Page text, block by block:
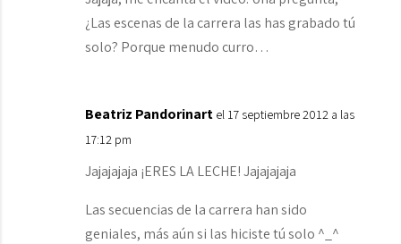
¿Las escenas de la carrera las has grabado tú
solo? Porque menudo curro…
Beatriz Pandorinart el 17 septiembre 2012 a las
17:12 pm
Jajajajaja ¡ERES LA LECHE! Jajajajaja
Las secuencias de la carrera han sido
geniales, más aún si las hiciste tú solo ^_^